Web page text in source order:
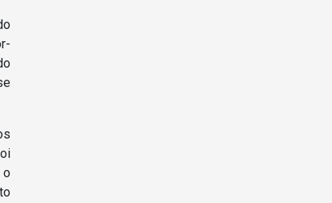
o